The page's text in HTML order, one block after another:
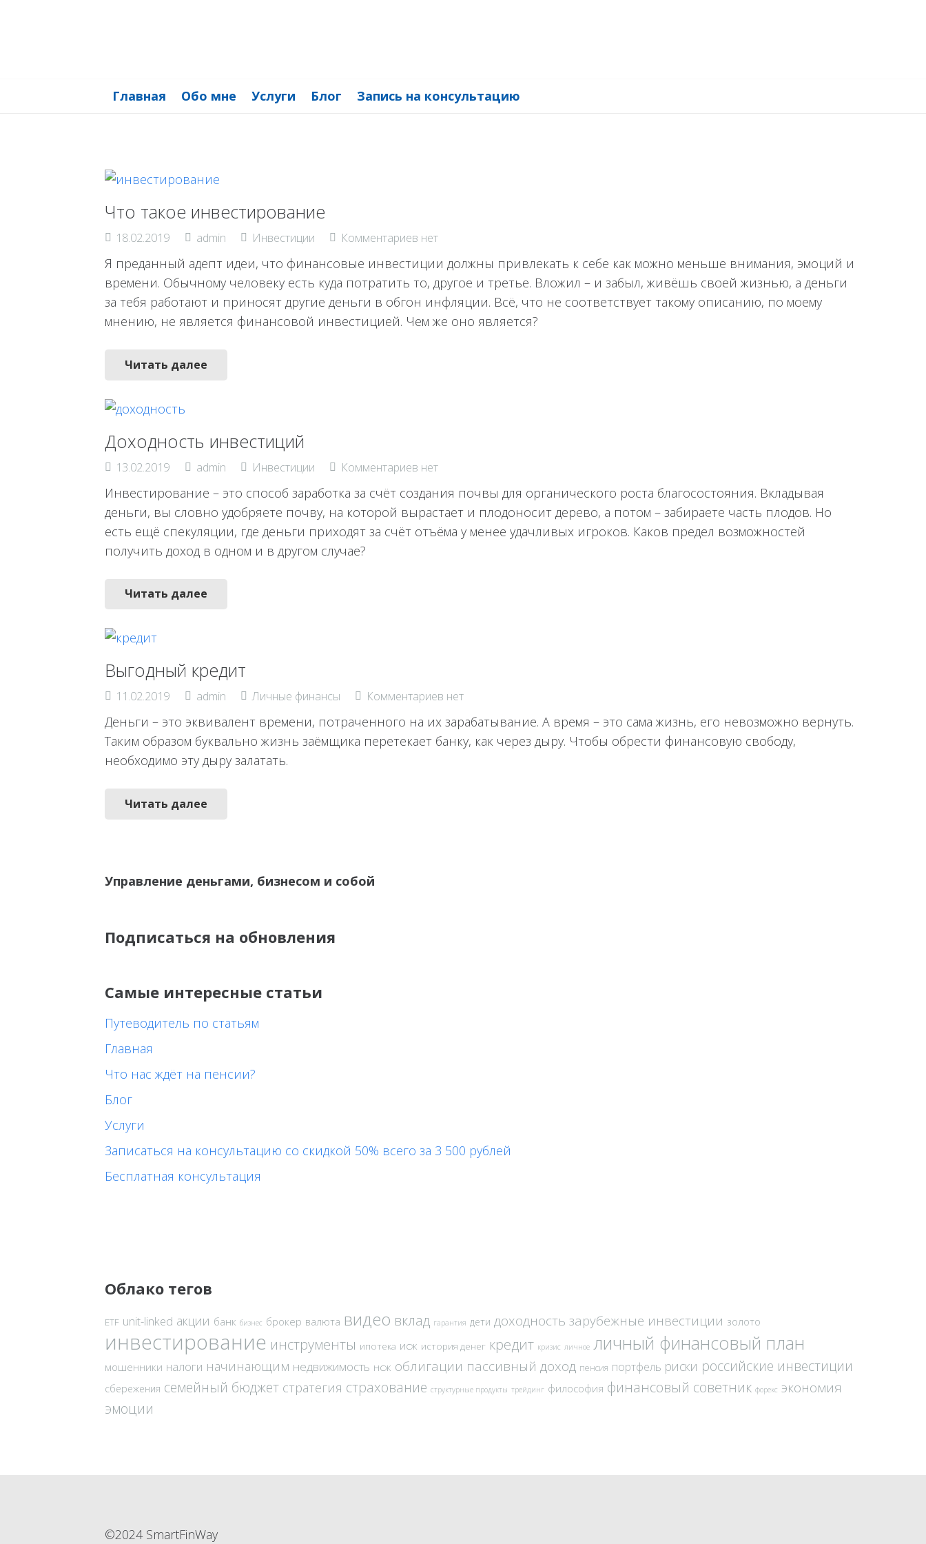
Главная Обо мне Услуги Блог Запись на консультацию
Что такое инвестирование
18.02.2019 admin Инвестиции Комментариев нет
Я преданный адепт идеи, что финансовые инвестиции должны привлекать к себе как можно меньше внимания, эмоций и
времени. Обычному человеку есть куда потратить то, другое и третье. Вложил – и забыл, живёшь своей жизнью, а деньги
за тебя работают и приносят другие деньги в обгон инфляции. Всё, что не соответствует такому описанию, по моему
мнению, не является финансовой инвестицией. Чем же оно является?
Читать далее
Доходность инвестиций
13.02.2019 admin Инвестиции Комментариев нет
Инвестирование – это способ заработка за счёт создания почвы для органического роста благосостояния. Вкладывая
деньги, вы словно удобряете почву, на которой вырастает и плодоносит дерево, а потом – забираете часть плодов. Но
есть ещё спекуляции, где деньги приходят за счёт отъёма у менее удачливых игроков. Каков предел возможностей
получить доход в одном и в другом случае?
Читать далее
Выгодный кредит
11.02.2019 admin Личные финансы Комментариев нет
Деньги – это эквивалент времени, потраченного на их зарабатывание. А время – это сама жизнь, его невозможно вернуть.
Таким образом буквально жизнь заёмщика перетекает банку, как через дыру. Чтобы обрести финансовую свободу,
необходимо эту дыру залатать.
Читать далее
Управление деньгами, бизнесом и собой
Подписаться на обновления
Самые интересные статьи
Путеводитель по статьям
Главная
Что нас ждёт на пенсии?
Блог
Услуги
Записаться на консультацию со скидкой 50% всего за 3 500 рублей
Бесплатная консультация
Облако тегов
ETF unit-linked акции банк бизнес брокер валюта видео вклад гарантия дети доходность зарубежные инвестиции золото
инвестирование инструменты ипотека исж история денег кредит кризис личное личный финансовый план
мошенники налоги начинающим недвижимость нсж облигации пассивный доход пенсия портфель риски российские инвестиции
сбережения семейный бюджет стратегия страхование структурные продукты трейдинг философия финансовый советник форекс экономия
эмоции
©2024 SmartFinWay